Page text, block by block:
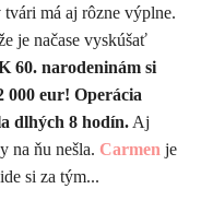
má aj rôzne výplne.
je načase vyskúšať
60. narodeninám si
000 eur! Operácia
dlhých 8 hodín. Aj
na ňu nešla. Carmen je
si za tým...